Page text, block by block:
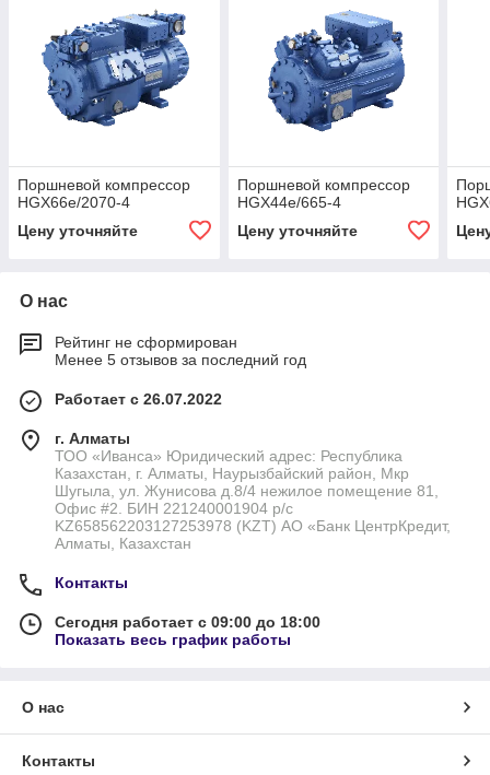
Поршневой компрессор
HGX66e/2070-4
Цену уточняйте
Поршневой компрессор
HGX44e/665-4
Цену уточняйте
О нас
Рейтинг не сформирован
Менее 5 отзывов за последний год
Работает с 26.07.2022
г. Алматы
ТОО «Иванса» Юридический адрес: Республика
Казахстан, г. Алматы, Наурызбайский район, Мкр
Шугыла, ул. Жунисова д.8/4 нежилое помещение 81,
Офис #2. БИН 221240001904 р/с
KZ658562203127253978 (KZT) АО «Банк ЦентрКредит,
Алматы, Казахстан
Контакты
Сегодня работает с 09:00 до 18:00
Показать весь график работы
О нас
Контакты